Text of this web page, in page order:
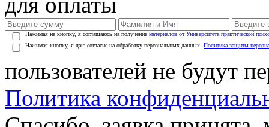
Нажимая на кнопку, я соглашаюсь на получение материалов от Университета практической
Нажимая кнопку, я даю согласие на обработку персональных данных. Политика защиты
пользователей не будут
Политика